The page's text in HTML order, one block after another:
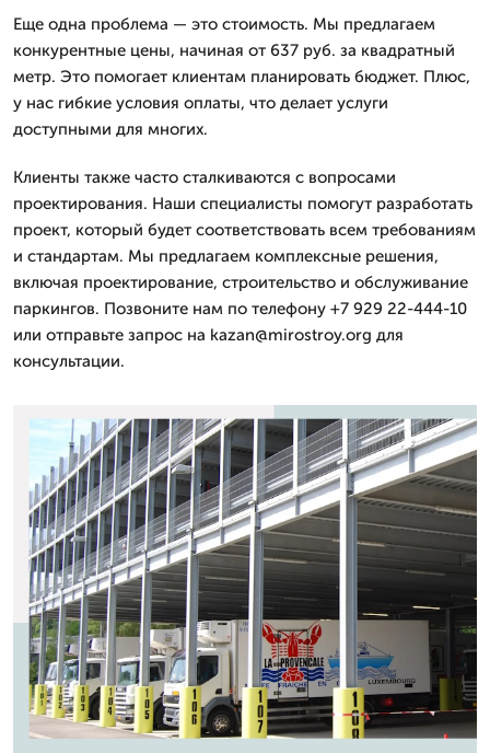
Еще одна проблема — это стоимость. Мы предлагаем
конкурентные цены, начиная от 637 руб. за квадратный
метр. Это помогает клиентам планировать бюджет. Плюс,
у нас гибкие условия оплаты, что делает услуги
доступными для многих.
Клиенты также часто сталкиваются с вопросами
проектирования. Наши специалисты помогут разработать
проект, который будет соответствовать всем требованиям
и стандартам. Мы предлагаем комплексные решения,
включая проектирование, строительство и обслуживание
паркингов. Позвоните нам по телефону +7 929 22-444-10
или отправьте запрос на kazan@mirostroy.org для
консультации.